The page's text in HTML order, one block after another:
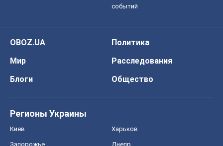
событий
OBOZ.UA
Политика
Мир
Расследования
Блоги
Общество
Регионы Украины
Киев Харьков
Запорожье Днепр